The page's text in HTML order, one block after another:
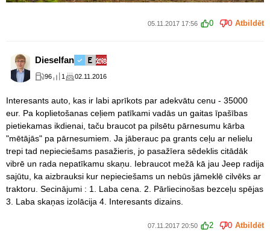
05.11.2017 17:56 0 0 Atbildēt
Dieselfan
96 1 02.11.2016
Interesants auto, kas ir labi aprīkots par adekvātu cenu - 35000
eur. Pa koplietošanas ceļiem patīkami vadās un gaitas īpašības
pietiekamas ikdienai, taču braucot pa pilsētu pārnesumu kārba
"mētājās" pa pārnesumiem. Ja jāberauc pa grants ceļu ar nelielu
trepi tad nepieciešams pasažieris, jo pasažīera sēdeklis citādāk
vibrē un rada nepatīkamu skaņu. Iebraucot mežā kā jau Jeep radija
sajūtu, ka aizbrauksi kur nepieciešams un nebūs jāmeklē cilvēks ar
traktoru. Secinājumi : 1. Laba cena. 2. Pārliecinošas bezceļu spējas
3. Laba skaņas izolācija 4. Interesants dizains.
07.11.2017 20:50 2 0 Atbildēt